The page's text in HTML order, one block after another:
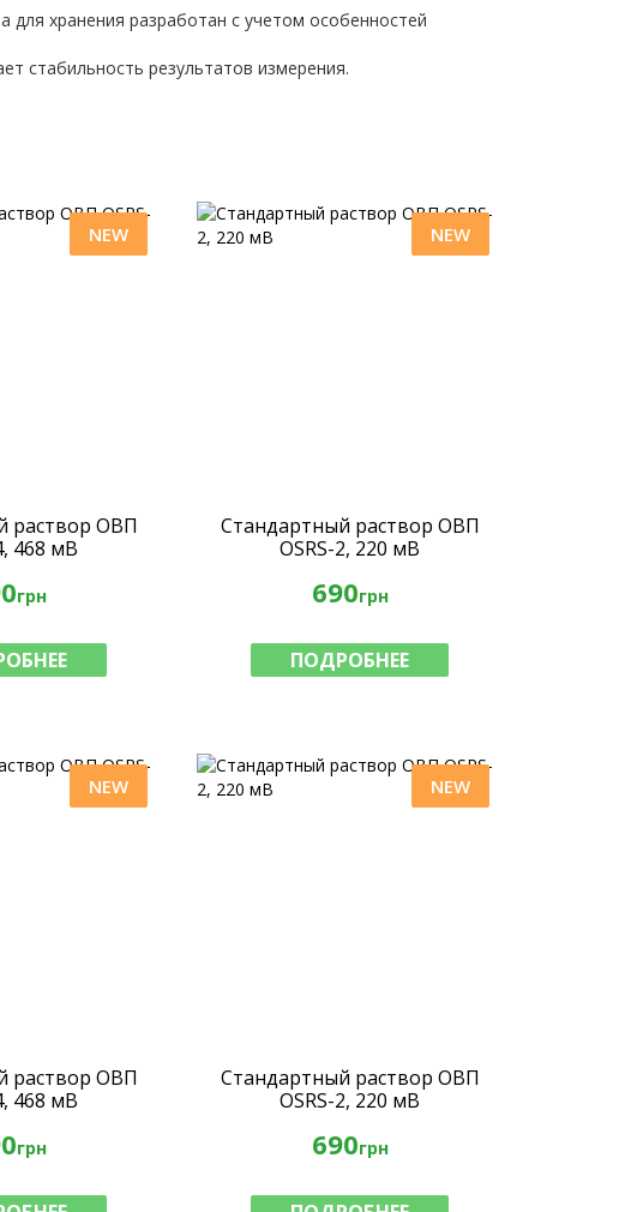
для хранения разработан с учетом особенностей
стабильность результатов измерения.
NEW
раствор ОВП
468 мВ
грн
NEW
Стандартный раствор ОВП
OSRS-2, 220 мВ
690грн
ПОДРОБНЕЕ
NEW
раствор ОВП
468 мВ
грн
NEW
Стандартный раствор ОВП
OSRS-2, 220 мВ
690грн